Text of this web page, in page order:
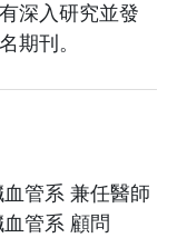
深入研究並發
期刊。
管系 兼任醫師
管系 顧問